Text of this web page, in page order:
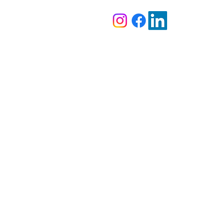
Termómetro
El IKONN TF-1 es un
para medir la
objetos con rapidez y
colocarse sobre la frente
Al retirar la tapa frontal, se
temperatura del oído. Con
mantener presionado el
segundos, se activa el